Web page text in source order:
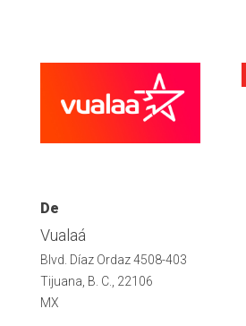
De
Vualaá
Blvd. Díaz Ordaz 4508-403
Tijuana, B. C., 22106
MX